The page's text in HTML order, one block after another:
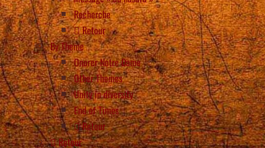
Recherche
Retour
By Theme
Onorer Notre Dame
Other Themes
Unity in diversity
End of Times
Retour
Retour